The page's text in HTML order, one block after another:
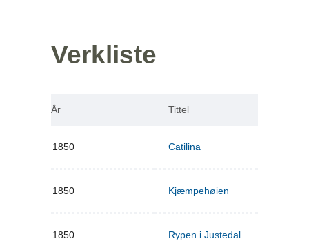
Verkliste
År Tittel
1850 Catilina
1850 Kjæmpehøien
1850 Rypen i Justedal